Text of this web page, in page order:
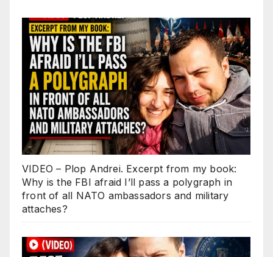
VIDEO – Plop Andrei. Excerpt from my book:
Why is the FBI afraid I’ll pass a polygraph in
front of all NATO ambassadors and military
attaches?